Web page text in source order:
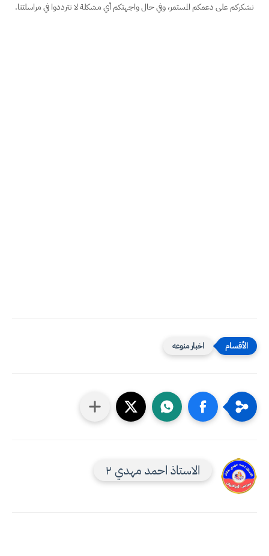
نشكركم على دعمكم المستمر، وفي حال واجهتكم أي مشكلة لا تترددوا في مراسلتنا.
اخبار منوعه
الاستاذ احمد مهدي ٢